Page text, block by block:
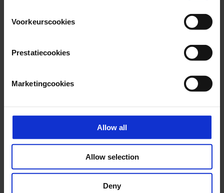
Voorkeurscookies
Prestatiecookies
Marketingcookies
Allow all
Allow selection
Deny